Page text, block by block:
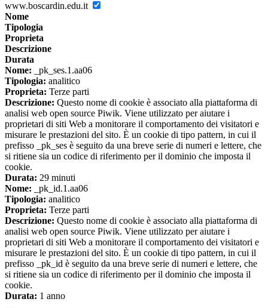
www.boscardin.edu.it
Nome
Tipologia
Proprieta
Descrizione
Durata
Nome: _pk_ses.1.aa06
Tipologia: analitico
Proprieta: Terze parti
Descrizione: Questo nome di cookie è associato alla piattaforma di
analisi web open source Piwik. Viene utilizzato per aiutare i
proprietari di siti Web a monitorare il comportamento dei visitatori e
misurare le prestazioni del sito. È un cookie di tipo pattern, in cui il
prefisso _pk_ses è seguito da una breve serie di numeri e lettere, che
si ritiene sia un codice di riferimento per il dominio che imposta il
cookie.
Durata: 29 minuti
Nome: _pk_id.1.aa06
Tipologia: analitico
Proprieta: Terze parti
Descrizione: Questo nome di cookie è associato alla piattaforma di
analisi web open source Piwik. Viene utilizzato per aiutare i
proprietari di siti Web a monitorare il comportamento dei visitatori e
misurare le prestazioni del sito. È un cookie di tipo pattern, in cui il
prefisso _pk_id è seguito da una breve serie di numeri e lettere, che
si ritiene sia un codice di riferimento per il dominio che imposta il
cookie.
Durata: 1 anno